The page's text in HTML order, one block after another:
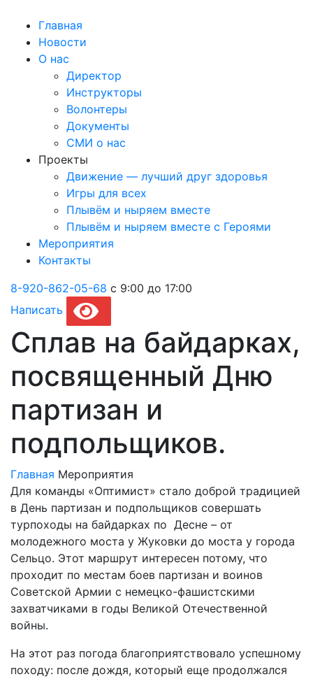
Главная
Новости
О нас
Директор
Инструкторы
Волонтеры
Документы
СМИ о нас
Проекты
Движение — лучший друг здоровья
Игры для всех
Плывём и ныряем вместе
Плывём и ныряем вместе c Героями
Мероприятия
Контакты
8-920-862-05-68 с 9:00 до 17:00
Написать
Сплав на байдарках,
посвященный Дню
партизан и
подпольщиков.
Главная Мероприятия
Для команды «Оптимист» стало доброй традицией
в День партизан и подпольщиков совершать
турпоходы на байдарках по Десне – от
молодежного моста у Жуковки до моста у города
Сельцо. Этот маршрут интересен потому, что
проходит по местам боев партизан и воинов
Советской Армии с немецко-фашистскими
захватчиками в годы Великой Отечественной
войны.
На этот раз погода благоприятствовало успешному
походу: после дождя, который еще продолжался